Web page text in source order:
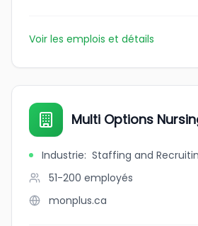
Voir les emplois et détails
Multi Options
Industrie: Staffing and
51-200 employés
monplus.ca